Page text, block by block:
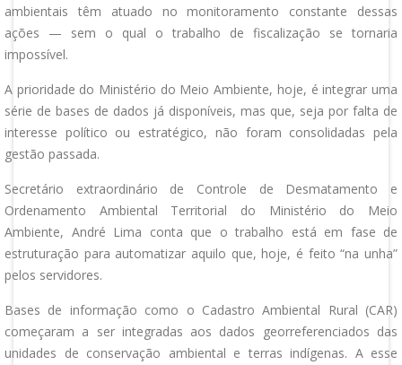
ambientais têm atuado no monitoramento constante dessas
ações — sem o qual o trabalho de fiscalização se tornaria
impossível.
A prioridade do Ministério do Meio Ambiente, hoje, é integrar uma
série de bases de dados já disponíveis, mas que, seja por falta de
interesse político ou estratégico, não foram consolidadas pela
gestão passada.
Secretário extraordinário de Controle de Desmatamento e
Ordenamento Ambiental Territorial do Ministério do Meio
Ambiente, André Lima conta que o trabalho está em fase de
estruturação para automatizar aquilo que, hoje, é feito “na unha”
pelos servidores.
Bases de informação como o Cadastro Ambiental Rural (CAR)
começaram a ser integradas aos dados georreferenciados das
unidades de conservação ambiental e terras indígenas. A esse